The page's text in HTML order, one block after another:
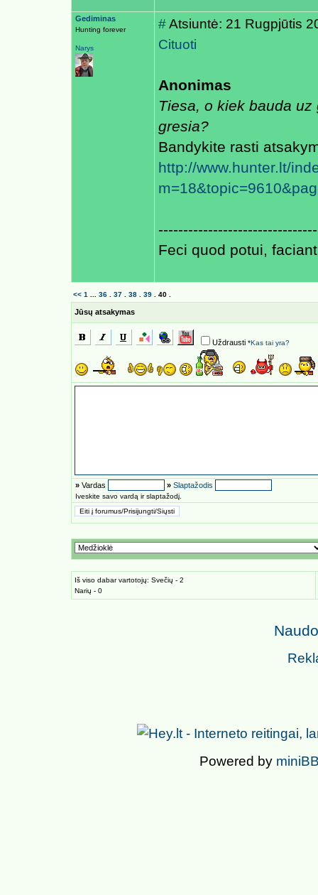
Gediminas
Hunting forever
Narys
#Atsiuntė: 21 Rugpjūtis
Cituoti
Anonimas
Tiesa, o kiek bauda
gresia?
Bandykite rasti
http://www.hunter.lt/
Feci quod potui,
<< 1 36 37 38 39 40
Jūsų atsakymas
Uždrausti *Kas tai yra?
» Vardas » Slaptažodis
Iveskite savo vardą ir slaptažodį.
Iš viso dabar vartotojų: Svečių - 2
Narių - 0
Powered by